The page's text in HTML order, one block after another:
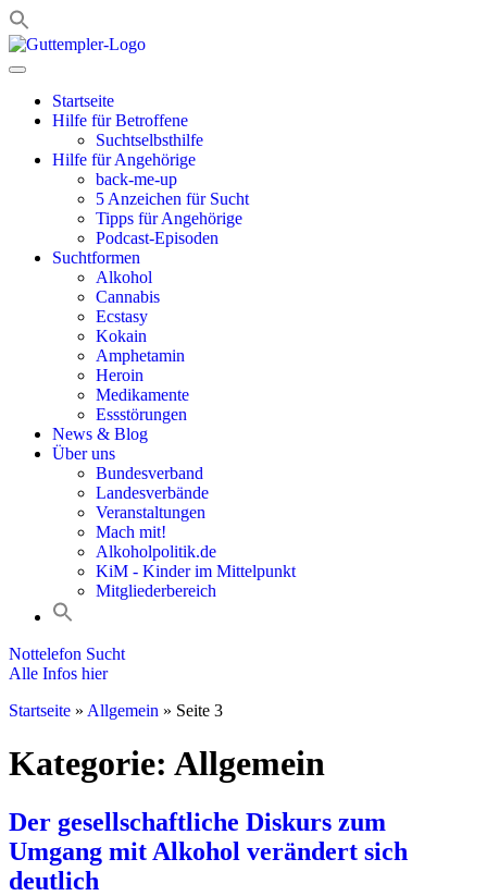
Zum
Inhalt
Startseite
Hilfe für Betroffene
Suchtselbsthilfe
Hilfe für Angehörige
back-me-up
5 Anzeichen für Sucht
Tipps für Angehörige
Podcast-Episoden
Suchtformen
Alkohol
Cannabis
Ecstasy
Kokain
Amphetamin
Heroin
Medikamente
Essstörungen
News & Blog
Über uns
Bundesverband
Landesverbände
Veranstaltungen
Mach mit!
Alkoholpolitik.de
KiM - Kinder im Mittelpunkt
Mitgliederbereich
Nottelefon Sucht
Alle Infos hier
Startseite » Allgemein » Seite 3
Kategorie: Allgemein
Der gesellschaftliche Diskurs zum
Umgang mit Alkohol verändert sich
deutlich